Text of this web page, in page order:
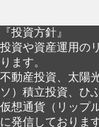
『投資方針』
投資や資産運用の
ります。
不動産投資、太陽
ソ）積立投資、ひ
仮想通貨（リップ
に発信しております